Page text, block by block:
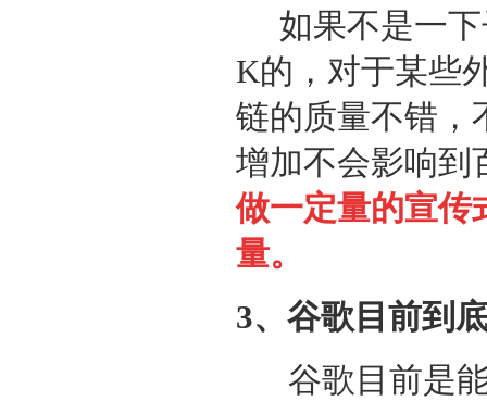
如果不是一
K的，对于某些
链的质量不错，
增加不会影响到
做一定量的宣传
量。
3、谷歌目前到
谷歌目前是能